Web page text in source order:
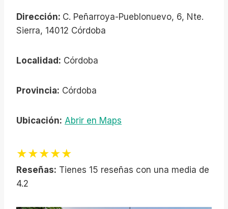
Dirección: C. Peñarroya-Pueblonuevo, 6, Nte.
Sierra, 14012 Córdoba
Localidad: Córdoba
Provincia: Córdoba
Ubicación: Abrir en Maps
★★★★★
Reseñas: Tienes 15 reseñas con una media de
4.2